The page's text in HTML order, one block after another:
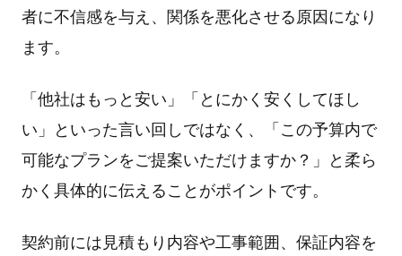
者に不信感を与え、関係を悪化させる原因になり
ます。
「他社はもっと安い」「とにかく安くしてほし
い」といった言い回しではなく、「この予算内で
可能なプランをご提案いただけますか？」と柔ら
かく具体的に伝えることがポイントです。
契約前には見積もり内容や工事範囲、保証内容を